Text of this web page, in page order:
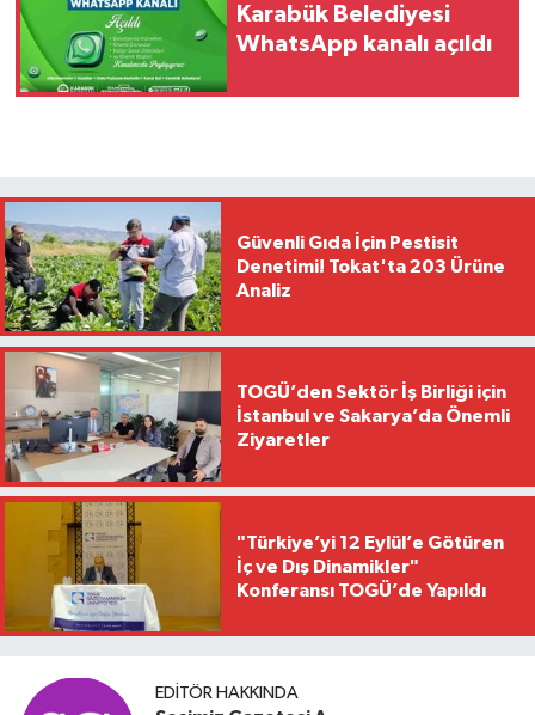
Karabük Belediyesi
WhatsApp kanalı açıldı
Güvenli Gıda İçin Pestisit
Denetimi! Tokat'ta 203 Ürüne
Analiz
TOGÜ’den Sektör İş Birliği için
İstanbul ve Sakarya’da Önemli
Ziyaretler
"Türkiye’yi 12 Eylül’e Götüren
İç ve Dış Dinamikler"
Konferansı TOGÜ’de Yapıldı
EDITÖR HAKKINDA